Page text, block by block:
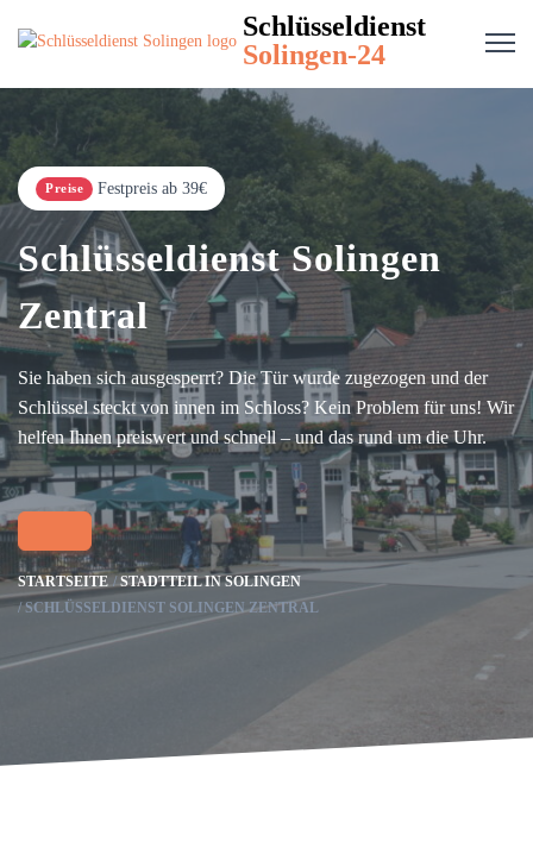
Schlüsseldienst
Solingen-24
Preise Festpreis ab 39€
Schlüsseldienst Solingen
Zentral
Sie haben sich ausgesperrt? Die Tür wurde zugezogen und der
Schlüssel steckt von innen im Schloss? Kein Problem für uns! Wir
helfen Ihnen preiswert und schnell – und das rund um die Uhr.
STARTSEITE
STADTTEIL IN SOLINGEN
SCHLÜSSELDIENST SOLINGEN ZENTRAL